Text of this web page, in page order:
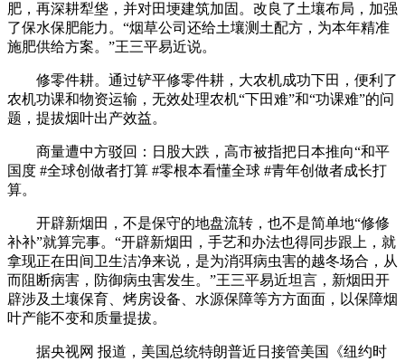
肥，再深耕犁垡，并对田埂建筑加固。改良了土壤布局，加强
了保水保肥能力。“烟草公司还给土壤测土配方，为本年精准
施肥供给方案。”王三平易近说。
修零件耕。通过铲平修零件耕，大农机成功下田，便利了
农机功课和物资运输，无效处理农机“下田难”和“功课难”的问
题，提拔烟叶出产效益。
商量遭中方驳回：日股大跌，高市被指把日本推向“和平
国度 #全球创做者打算 #零根本看懂全球 #青年创做者成长打
算。
开辟新烟田，不是保守的地盘流转，也不是简单地“修修
补补”就算完事。“开辟新烟田，手艺和办法也得同步跟上，就
拿现正在田间卫生洁净来说，是为消弭病虫害的越冬场合，从
而阻断病害，防御病虫害发生。”王三平易近坦言，新烟田开
辟涉及土壤保育、烤房设备、水源保障等方方面面，以保障烟
叶产能不变和质量提拔。
据央视网 报道，美国总统特朗普近日接管美国《纽约时